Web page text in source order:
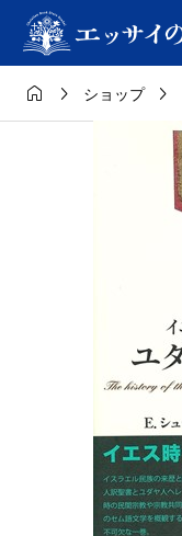
  ショップ 